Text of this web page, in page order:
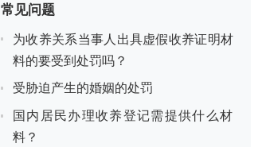
常见问题
为收养关系当事人出具虚假收养证明材
料的要受到处罚吗？
受胁迫产生的婚姻的处罚
国内居民办理收养登记需提供什么材
料？